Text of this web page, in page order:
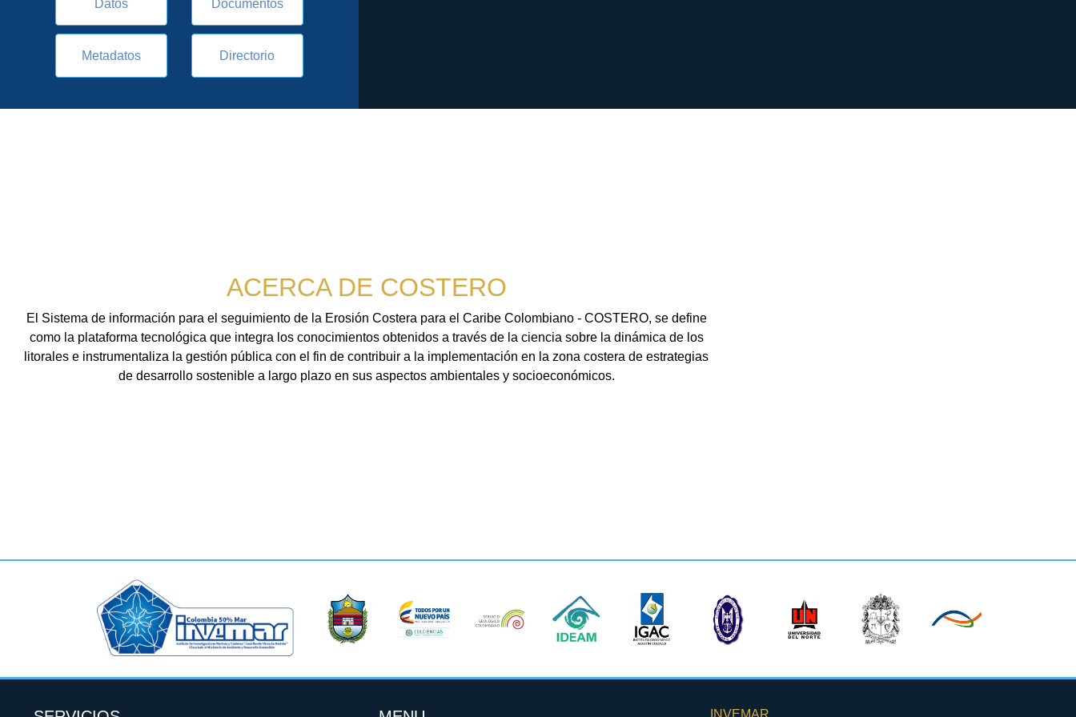
Datos Documentos
Metadatos Directorio
ACERCA DE COSTERO
El Sistema de información para el seguimiento de la Erosión Costera para el Caribe Colombiano - COSTERO, se define
como la plataforma tecnológica que integra los conocimientos obtenidos a través de la ciencia sobre la dinámica de los
litorales e instrumentaliza la gestión pública con el fin de contribuir a la implementación en la zona costera de estrategias
de desarrollo sostenible a largo plazo en sus aspectos ambientales y socioeconómicos.
INVEMAR